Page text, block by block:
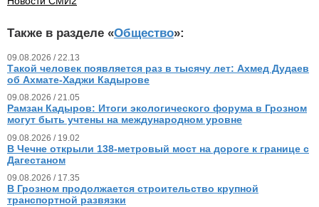
Также в разделе «Общество»:
09.08.2026 / 22.13
Такой человек появляется раз в тысячу лет: Ахмед Дудаев
об Ахмате-Хаджи Кадырове
09.08.2026 / 21.05
Рамзан Кадыров: Итоги экологического форума в Грозном
могут быть учтены на международном уровне
09.08.2026 / 19.02
В Чечне открыли 138-метровый мост на дороге к границе с
Дагестаном
09.08.2026 / 17.35
В Грозном продолжается строительство крупной
транспортной развязки